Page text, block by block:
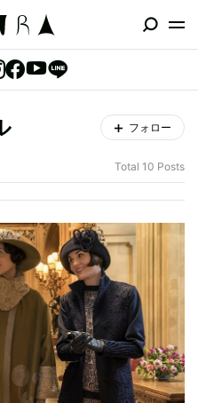
フォロー
Total 10 Posts